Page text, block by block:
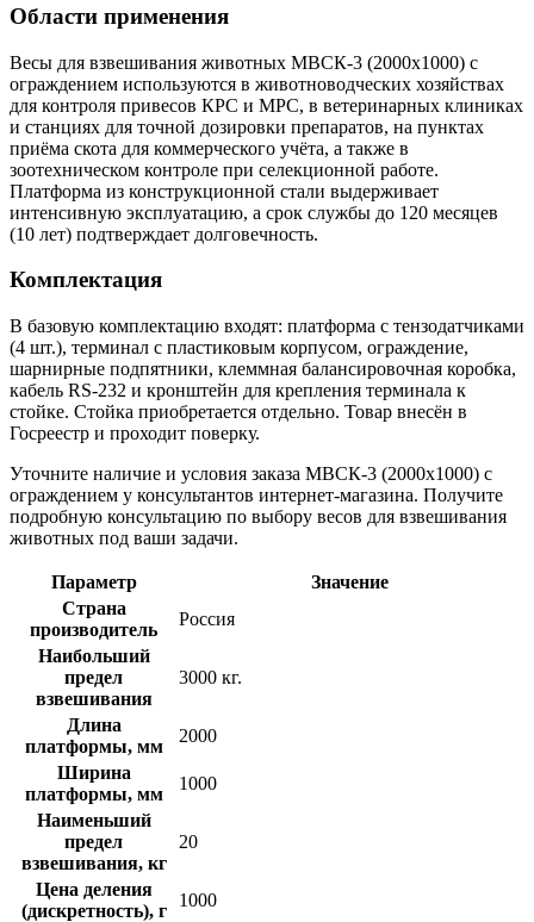
Области применения
Весы для взвешивания животных МВСК-3 (2000х1000) с
ограждением используются в животноводческих хозяйствах
для контроля привесов КРС и МРС, в ветеринарных клиниках
и станциях для точной дозировки препаратов, на пунктах
приёма скота для коммерческого учёта, а также в
зоотехническом контроле при селекционной работе.
Платформа из конструкционной стали выдерживает
интенсивную эксплуатацию, а срок службы до 120 месяцев
(10 лет) подтверждает долговечность.
Комплектация
В базовую комплектацию входят: платформа с тензодатчиками
(4 шт.), терминал с пластиковым корпусом, ограждение,
шарнирные подпятники, клеммная балансировочная коробка,
кабель RS-232 и кронштейн для крепления терминала к
стойке. Стойка приобретается отдельно. Товар внесён в
Госреестр и проходит поверку.
Уточните наличие и условия заказа МВСК-3 (2000х1000) с
ограждением у консультантов интернет-магазина. Получите
подробную консультацию по выбору весов для взвешивания
животных под ваши задачи.
Параметр
Значение
Страна
производитель
Россия
Наибольший
предел
взвешивания
3000 кг.
Длина
платформы, мм
2000
Ширина
платформы, мм
1000
Наименьший
предел
взвешивания, кг
20
Цена деления
(дискретность), г
1000